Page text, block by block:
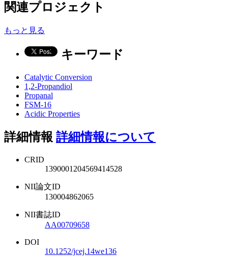
関連プロジェクト
もっと見る
キーワード
Catalytic Conversion
1,2-Propandiol
Propanal
FSM-16
Acidic Properties
詳細情報 詳細情報について
CRID
1390001204569414528
NII論文ID
130004862065
NII書誌ID
AA00709658
DOI
10.1252/jcej.14we136